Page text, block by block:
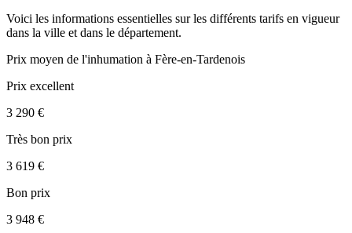
Voici les informations essentielles sur les différents tarifs en vigueur
dans la ville et dans le département.
Prix moyen de l'inhumation à Fère-en-Tardenois
Prix excellent
3 290 €
Très bon prix
3 619 €
Bon prix
3 948 €